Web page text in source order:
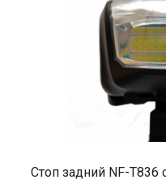
Стоп задний NF-T836